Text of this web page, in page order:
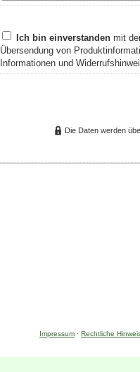
Ich bin einverstanden mit
Übersendung von
Informationen und
Die Daten werden
Impressum · Rechtliche